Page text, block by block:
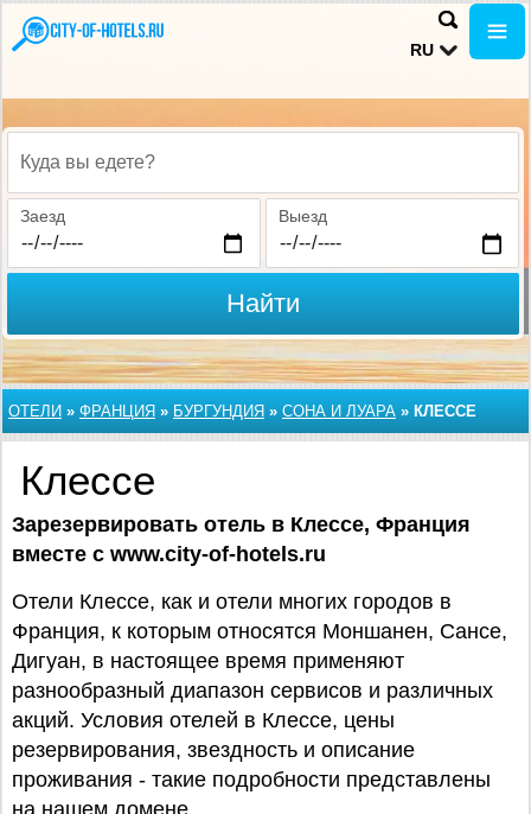
RU
Куда вы едете?
Заезд Выезд
Найти
ОТЕЛИ » ФРАНЦИЯ » БУРГУНДИЯ » СОНА И ЛУАРА » КЛЕССЕ
Клессе
Зарезервировать отель в Клессе, Франция
вместе с www.city-of-hotels.ru
Отели Клессе, как и отели многих городов в
Франция, к которым относятся Моншанен, Сансе,
Дигуан, в настоящее время применяют
разнообразный диапазон сервисов и различных
акций. Условия отелей в Клессе, цены
резервирования, звездность и описание
проживания - такие подробности представлены
на нашем домене.